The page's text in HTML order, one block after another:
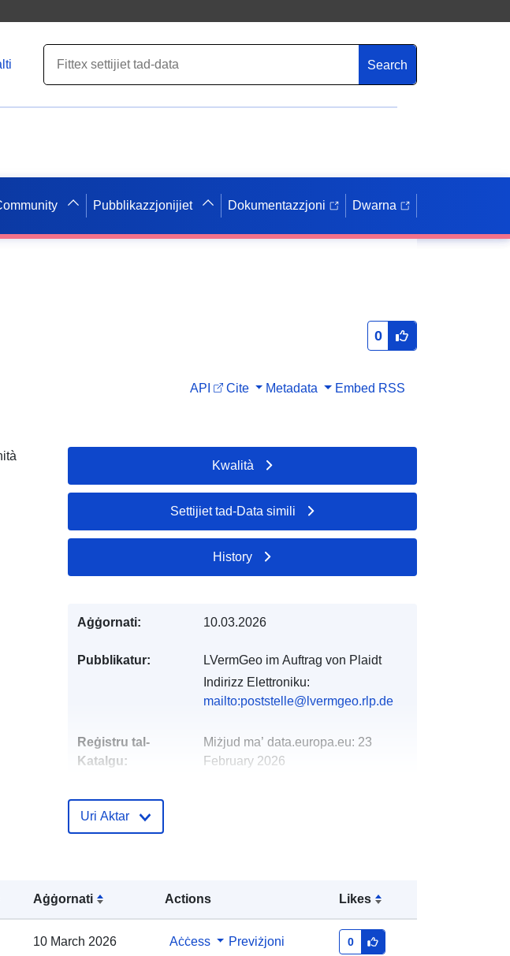
Search
Pubblikazzjonijiet Dokumentazzjoni Dwarna
0
API Cite Metadata Embed RSS
Aġġornati Actions Likes
10 March 2026 Aċċess Previżjoni 0
Kwalità
Settijiet tad-Data simili
History
Aġġornati: 10.03.2026
Pubblikatur:
LVermGeo im Auftrag von Plaidt
Indirizz Elettroniku:
mailto:poststelle@lvermgeo.rlp.de
Reġistru tal-
Katalgu:
Miżjud ma’ data.europa.eu: 23
February 2026
Tip: Polygon
Uri Aktar